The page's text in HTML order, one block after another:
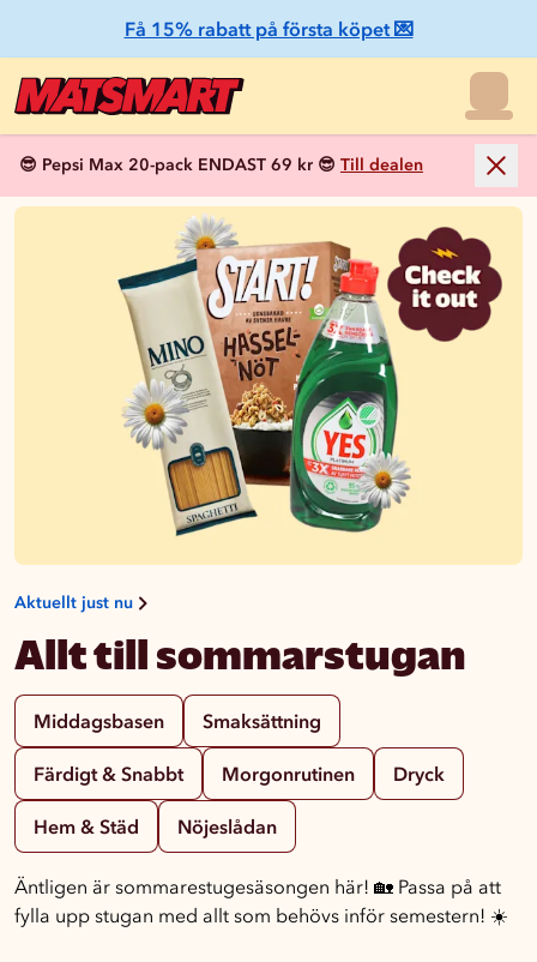
Få 15% rabatt på första köpet 💌
😎 Pepsi Max 20-pack ENDAST 69 kr 😎 Till dealen
Aktuellt just nu
Allt till sommarstugan
Middagsbasen Smaksättning
Färdigt & Snabbt Morgonrutinen Dryck
Hem & Städ Nöjeslådan
Äntligen är sommarestugesäsongen här! 🏡 Passa på att
fylla upp stugan med allt som behövs inför semestern! ☀️